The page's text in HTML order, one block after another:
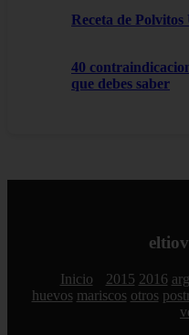
Receta de
40
que debes saber
Inicio 2015 2016
huevos mariscos otros